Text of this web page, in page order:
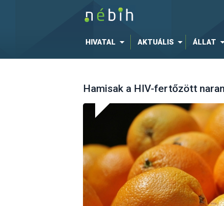
HIVATAL AKTUÁLIS ÁLLAT
Hamisak a HIV-fertőzött